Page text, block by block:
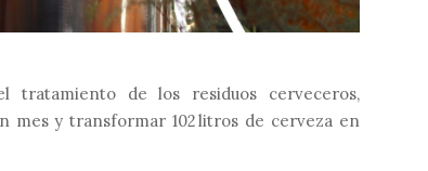
tratamiento de los residuos cerveceros,
y transformar 102 litros de cerveza en